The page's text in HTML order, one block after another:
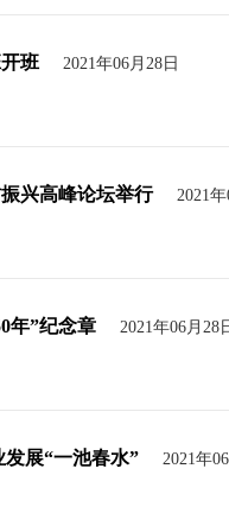
班 2021年06月28日
兴高峰论坛举行 2021
年”纪念章 2021年06月28
展“一池春水” 2021年